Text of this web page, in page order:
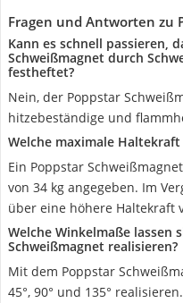
Fragen und Antworten zu
Kann es schnell passieren,
Schweißmagnet durch
festheftet?
Nein, der Poppstar
hitzebeständige und
Welche maximale
Ein Poppstar
von 34 kg angegeben. Im
über eine höhere Haltekraft
Welche Winkelmaße lassen
Schweißmagnet realisieren?
Mit dem Poppstar
45°, 90° und 135°